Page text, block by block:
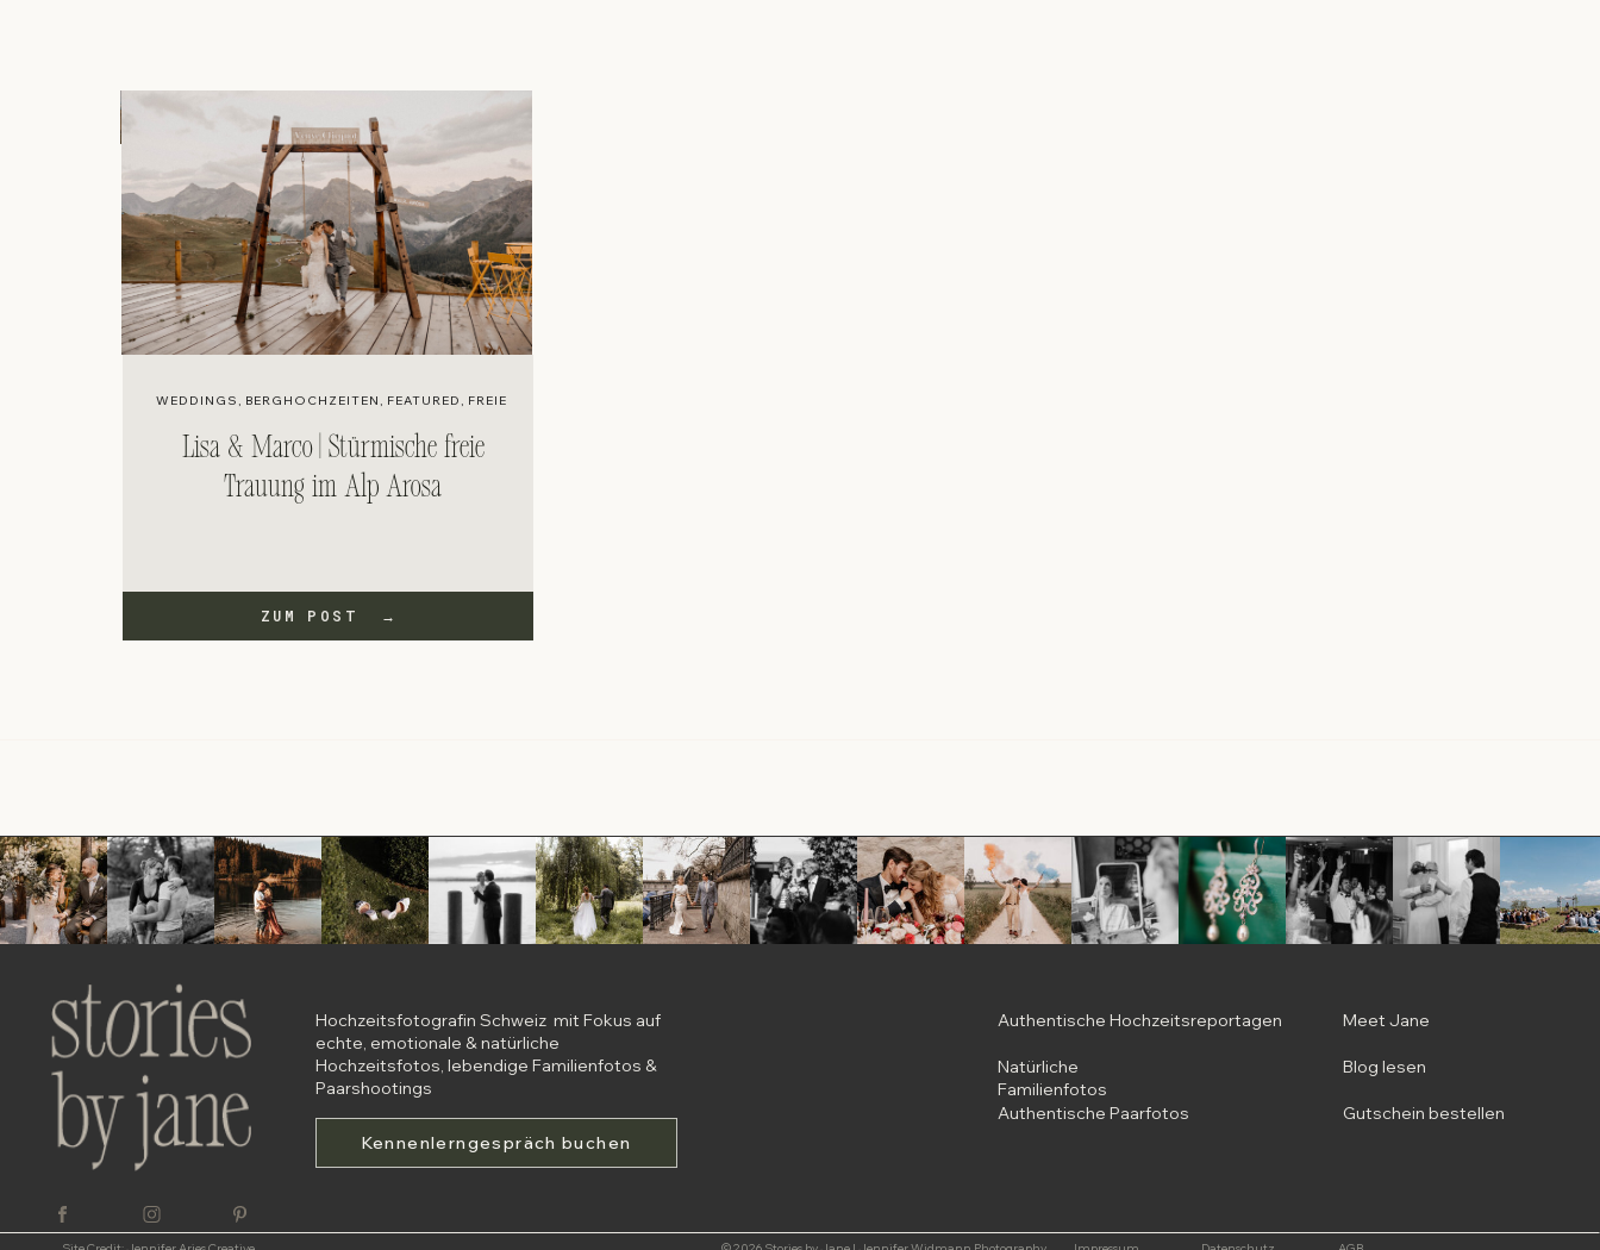
ZUM POST →
Lisa & Marco | Stürmische freie
Trauung im Alp Arosa
WEDDINGS , BERGHOCHZEITEN , FEATURED , FREIE TRAUUNG
Authentische Paarfotos
Authentische Hochzeitsreportagen
Hochzeitsfotografin Schweiz mit Fokus auf
echte, emotionale & natürliche
Hochzeitsfotos, lebendige Familienfotos &
Paarshootings
Natürliche
Familienfotos
Kennenlerngespräch buchen
Blog lesen
Gutschein bestellen
Meet Jane